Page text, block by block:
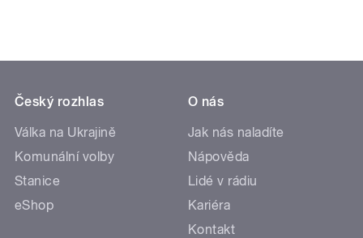
Český rozhlas
Válka na Ukrajině
Komunální volby
Stanice
eShop
O nás
Jak nás naladíte
Nápověda
Lidé v rádiu
Kariéra
Kontakt